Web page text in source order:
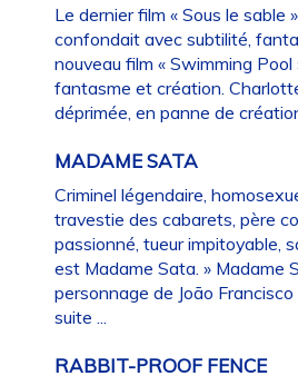
Le dernier film « Sous le sable
confondait avec subtilité,
nouveau film « Swimming
fantasme et création.
déprimée, en panne de
MADAME SATA
Criminel légendaire,
travestie des cabarets, père
passionné, tueur impitoyable,
est Madame Sata. » Madame
personnage de João
suite ...
RABBIT-PROOF FENCE